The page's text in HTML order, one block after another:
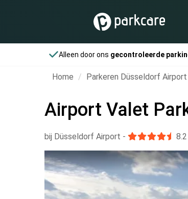
Alleen door ons gecontroleerde
Home Parkeren Düsseldorf Airport
Airport Valet
bij Düsseldorf Airport - 8.2